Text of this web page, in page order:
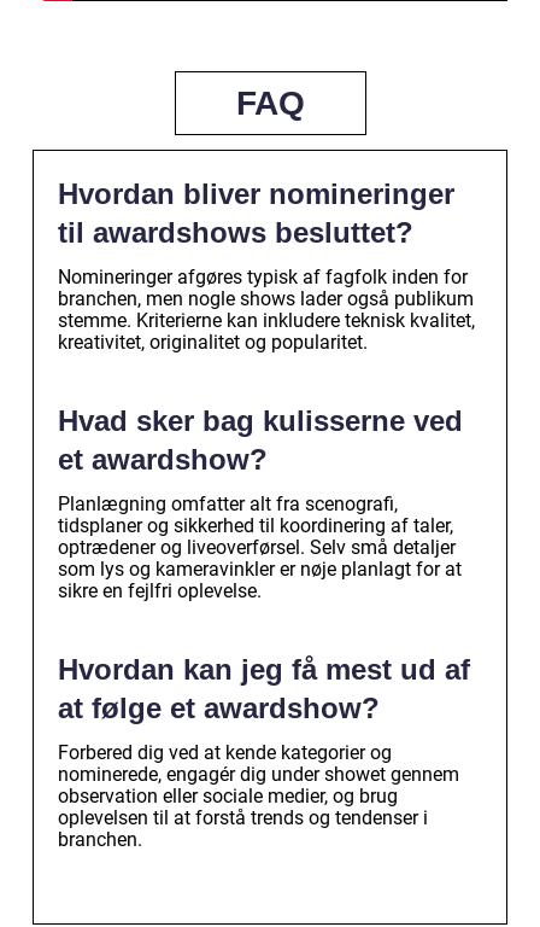
FAQ
Hvordan bliver nomineringer
til awardshows besluttet?
Nomineringer afgøres typisk af fagfolk inden for
branchen, men nogle shows lader også publikum
stemme. Kriterierne kan inkludere teknisk kvalitet,
kreativitet, originalitet og popularitet.
Hvad sker bag kulisserne ved
et awardshow?
Planlægning omfatter alt fra scenografi,
tidsplaner og sikkerhed til koordinering af taler,
optrædener og liveoverførsel. Selv små detaljer
som lys og kameravinkler er nøje planlagt for at
sikre en fejlfri oplevelse.
Hvordan kan jeg få mest ud af
at følge et awardshow?
Forbered dig ved at kende kategorier og
nominerede, engagér dig under showet gennem
observation eller sociale medier, og brug
oplevelsen til at forstå trends og tendenser i
branchen.